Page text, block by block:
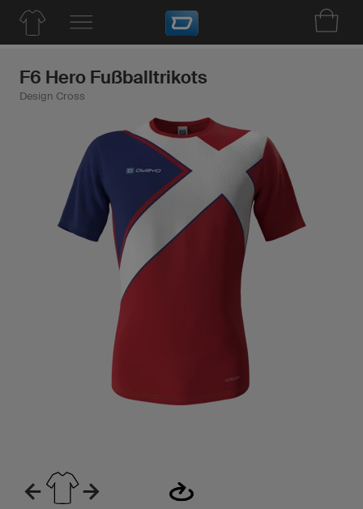
F6 Hero Fußballtrikots
Design Cross